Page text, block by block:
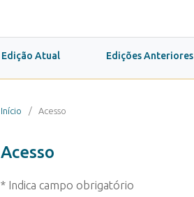
Edição Atual Edições Anteriores
Início / Acesso
Acesso
* Indica campo obrigatório